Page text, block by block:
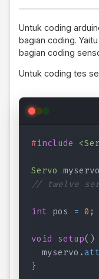
Untuk coding
bagian coding.
bagian coding
Untuk coding tes
#include
Servo myservo
// twelve
int pos = 0 ;
void setup( )
  myservo
.
}